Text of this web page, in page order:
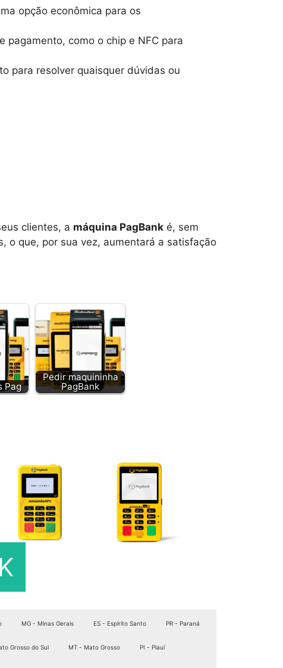
opção econômica para os
pagamento, como o chip e NFC para
para resolver quaisquer dúvidas ou
clientes, a máquina PagBank é, sem
o que, por sua vez, aumentará a satisfação
Pag
Pedir maquininha
PagBank
MG - Minas Gerais ES - Espírito Santo PR - Paraná
Grosso do Sul MT - Mato Grosso PI - Piauí